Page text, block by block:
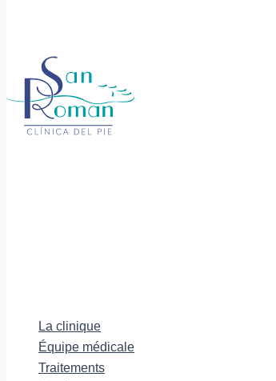
La clinique
Équipe médicale
Traitements